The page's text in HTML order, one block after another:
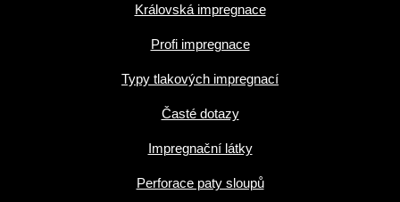
Královská impregnace
Profi impregnace
Typy tlakových impregnací
Časté dotazy
Impregnační látky
Perforace paty sloupů